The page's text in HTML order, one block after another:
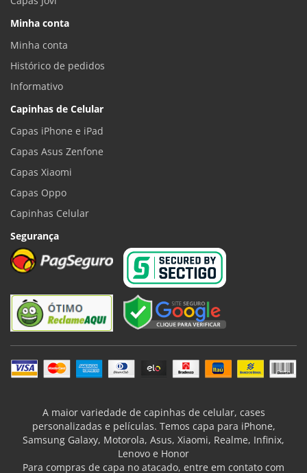
Minha conta
Minha conta
Histórico de pedidos
Informativo
Capinhas de Celular
Capas iPhone e iPad
Capas Asus Zenfone
Capas Xiaomi
Capas Oppo
Capinhas Celular
Segurança
A maior variedade de capinhas de celular, cases
personalizadas e películas. Temos capa para iPhone,
Samsung Galaxy, Motorola, Asus, Xiaomi, Realme, Infinix,
Lenovo e Honor
Para compras de capa no atacado, entre em contato com